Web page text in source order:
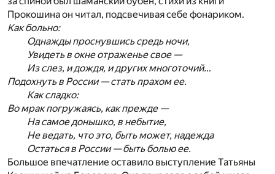
Прокошина он читал, подсвечивая себе фонариком.
Как больно:
Однажды проснувшись средь ночи,
Увидеть в окне отраженье свое —
Из слез, и дождя, и других многоточий…
Подохнуть в России — стать прахом ее.
Как сладко:
Во мрак погружаясь, как прежде —
На самое донышко, в небытие,
Не ведать, что это, быть может, надежда
Остаться в России — быть болью ее.
Большое впечатление оставило выступление Татьяны